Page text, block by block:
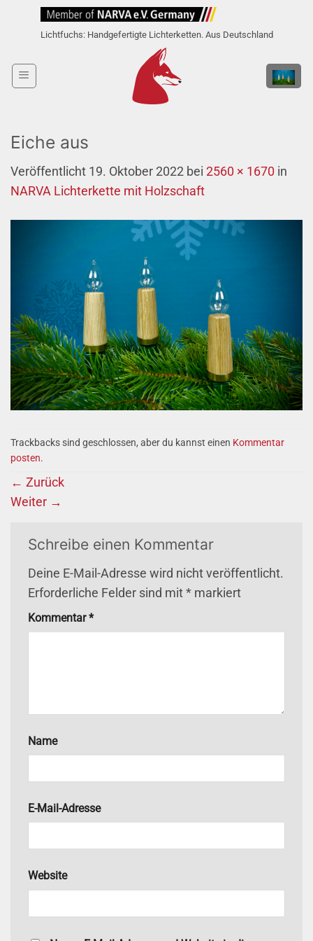
Lichtfuchs: Handgefertigte Lichterketten. Aus Deutschland
Eiche aus
Veröffentlicht 19. Oktober 2022 bei 2560 × 1670 in
NARVA Lichterkette mit Holzschaft
Trackbacks sind geschlossen, aber du kannst einen Kommentar
posten.
← Zurück
Weiter →
Schreibe einen Kommentar
Deine E-Mail-Adresse wird nicht veröffentlicht.
Erforderliche Felder sind mit * markiert
Kommentar*
Name
E-Mail-Adresse
Website